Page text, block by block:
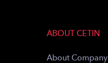
ABOUT CETIN
About Company